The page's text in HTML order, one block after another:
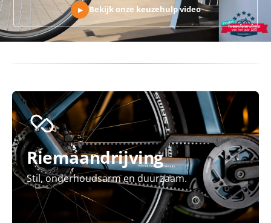
▶ Bekijk onze keuzehulp video
Riemaandrijving
Stil, onderhoudsarm en duurzaam.